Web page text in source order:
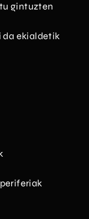
gintuzten
da ekialdetik